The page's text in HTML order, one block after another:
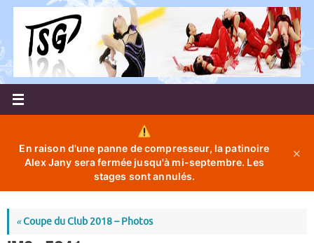
Passer
contenu
En raison d'une panne de compresseur, la patinoire
Alex Jany sera fermée jusqu'à mi-septembre. Les
stages sont annulés.
✕
«Coupe du Club 2018 – Photos